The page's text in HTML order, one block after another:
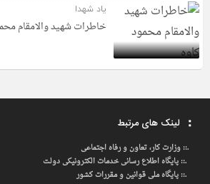
یاد شهدا
خاطرات شهید والامقام
لینک های مرتبط
.::وزارت کار، تعاون و رفاه اجتماعی
.::پایگاه اطلاع رسانی خدمات الکترونیکی دولت
.::پایگاه ملی قوانین و مقررات کشور